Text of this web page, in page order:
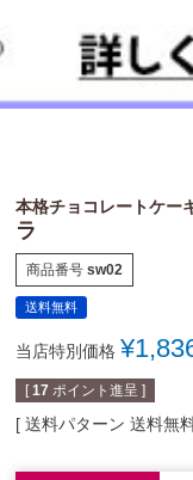
本格チョコレートケー
ラ
商品番号 sw02
送料無料
当店特別価格 ¥
[ 17 ポイント進呈 ]
送料パターン 送料無